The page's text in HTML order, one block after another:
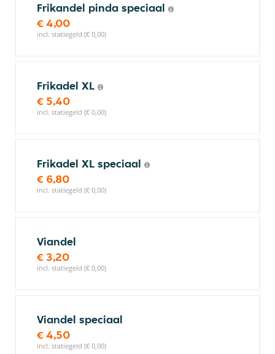
Frikandel pinda speciaal
€ 4,00
incl. statiegeld (€ 0,00)
Frikadel XL
€ 5,40
incl. statiegeld (€ 0,00)
Frikadel XL speciaal
€ 6,80
incl. statiegeld (€ 0,00)
Viandel
€ 3,20
incl. statiegeld (€ 0,00)
Viandel speciaal
€ 4,50
incl. statiegeld (€ 0,00)